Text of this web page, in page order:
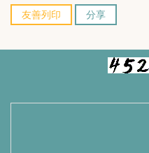
友善列印 分享